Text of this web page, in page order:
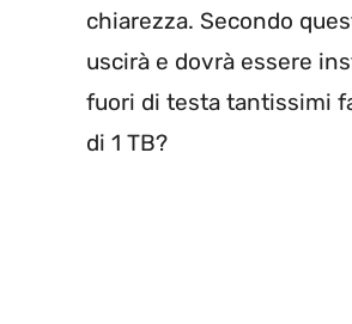
chiarezza. Secondo
uscirà e dovrà essere
fuori di testa tantissimi
di 1 TB?